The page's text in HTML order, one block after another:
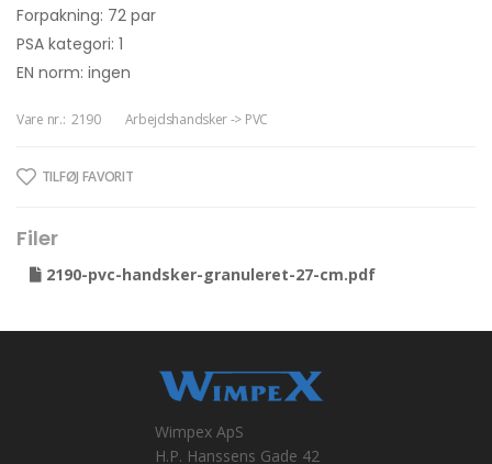
Forpakning: 72 par
PSA kategori: 1
EN norm: ingen
Vare nr.: 2190 Arbejdshandsker -> PVC
TILFØJ FAVORIT
Filer
2190-pvc-handsker-granuleret-27-cm.pdf
Wimpex ApS
H.P. Hanssens Gade 42